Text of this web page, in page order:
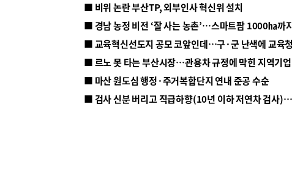
■ 비위 논란 부산TP, 외부인사 혁신위 설치
■ 르노 못 타는 부산시장…관용차 규정에 막힌 지역기
■ 마산 원도심 행정·주거복합단지 연내 준공 수순